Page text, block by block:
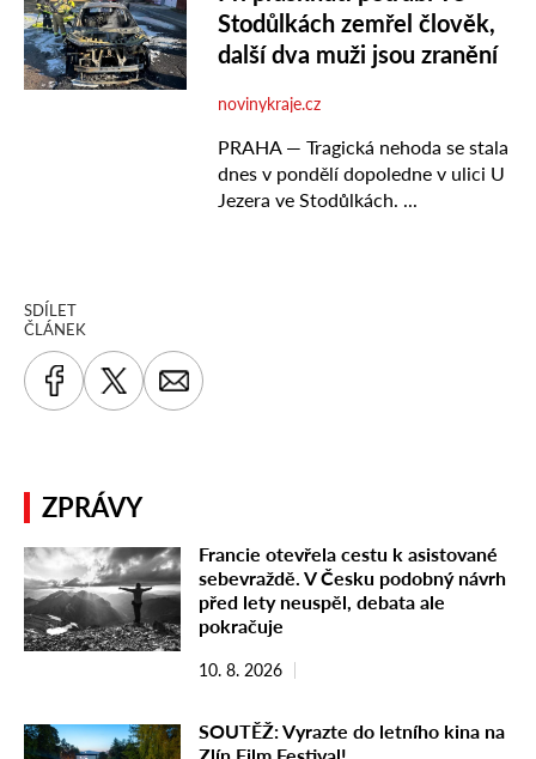
SDÍLET
ČLÁNEK
ZPRÁVY
Francie otevřela cestu k asistované
sebevraždě. V Česku podobný návrh
před lety neuspěl, debata ale
pokračuje
10. 8. 2026
SOUTĚŽ: Vyrazte do letního kina na